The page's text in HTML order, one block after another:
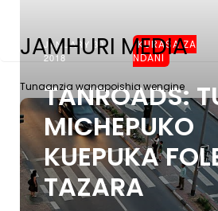
JAMHURI MEDIA
Tunaanzia wanapoishia wengine
JANUARY 30,
2018
KURASA ZA
NDANI
TANROADS:
MICHEPUKO
KUEPUKA
TAZARA